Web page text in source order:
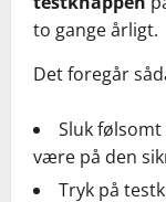
to gange årligt.
Det foregår
Sluk følsomt
være på den
Tryk på